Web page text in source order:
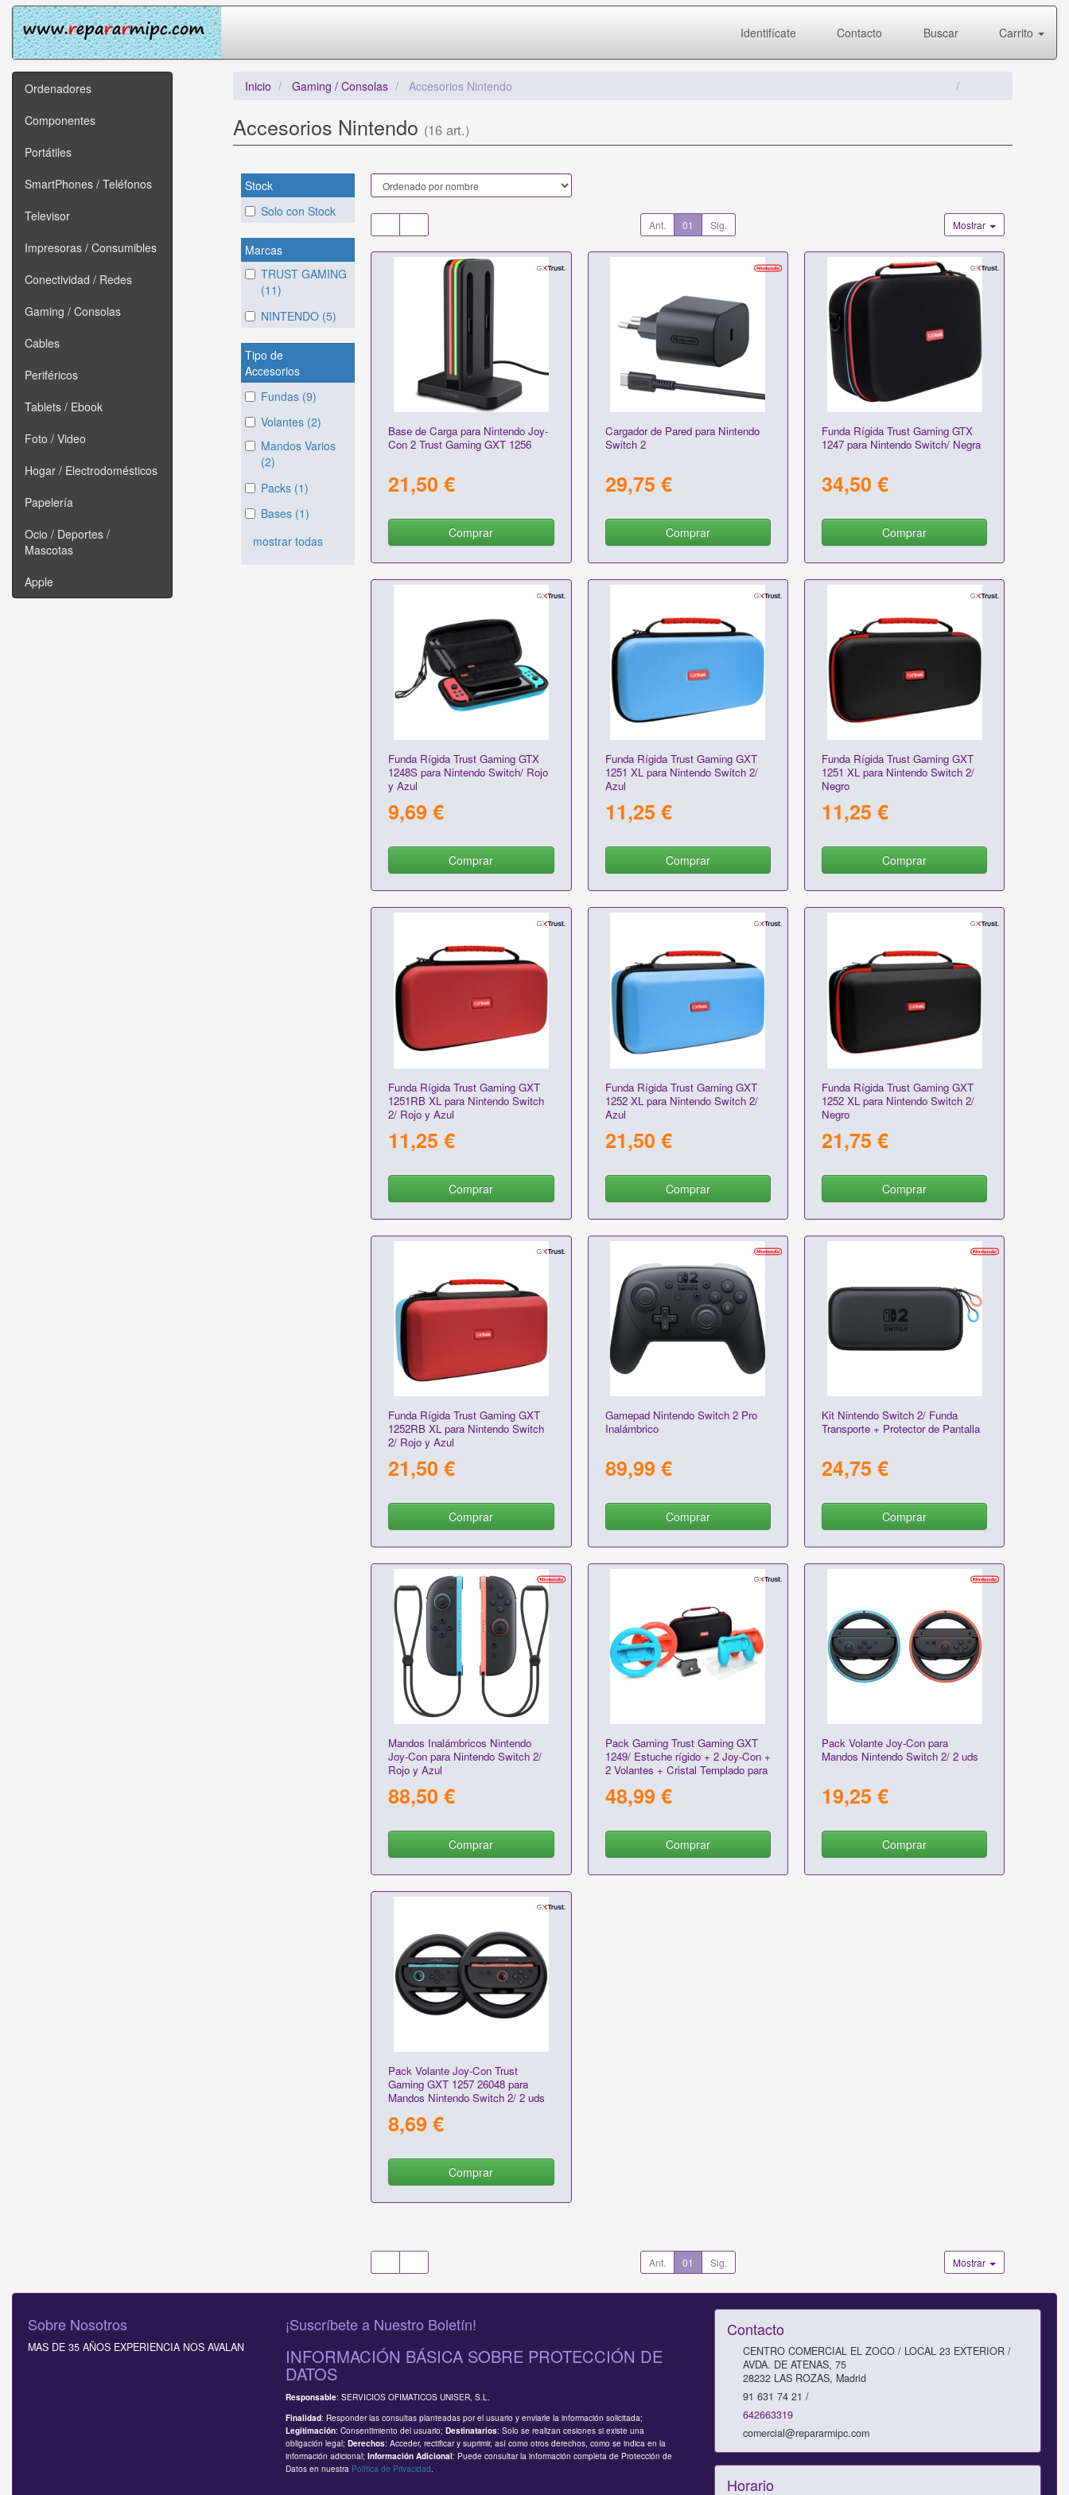
Identifícate Contacto Buscar Carrito
Ordenadores
Componentes
Portátiles
SmartPhones / Teléfonos
Televisor
Impresoras / Consumibles
Conectividad / Redes
Gaming / Consolas
Cables
Periféricos
Tablets / Ebook
Foto / Video
Hogar / Electrodomésticos
Papelería
Ocio / Deportes /
Mascotas
Apple
Inicio Gaming / Consolas Accesorios Nintendo
Accesorios Nintendo (16 art.)
Stock
Solo con Stock
Marcas
TRUST GAMING
(11)
NINTENDO (5)
Tipo de
Accesorios
Fundas (9)
Volantes (2)
Mandos Varios
(2)
Packs (1)
Bases (1)
mostrar todas
Ant. 01 Sig. Mostrar
Base de Carga para Nintendo Joy-
Con 2 Trust Gaming GXT 1256
21,50 €
Comprar
Cargador de Pared para Nintendo
Switch 2
29,75 €
Comprar
Funda Rígida Trust Gaming GTX
1247 para Nintendo Switch/ Negra
34,50 €
Comprar
Funda Rígida Trust Gaming GTX
1248S para Nintendo Switch/ Rojo
y Azul
9,69 €
Comprar
Funda Rígida Trust Gaming GXT
1251 XL para Nintendo Switch 2/
Azul
11,25 €
Comprar
Funda Rígida Trust Gaming GXT
1251 XL para Nintendo Switch 2/
Negro
11,25 €
Comprar
Funda Rígida Trust Gaming GXT
1251RB XL para Nintendo Switch
2/ Rojo y Azul
11,25 €
Comprar
Funda Rígida Trust Gaming GXT
1252 XL para Nintendo Switch 2/
Azul
21,50 €
Comprar
Funda Rígida Trust Gaming GXT
1252 XL para Nintendo Switch 2/
Negro
21,75 €
Comprar
Funda Rígida Trust Gaming GXT
1252RB XL para Nintendo Switch
2/ Rojo y Azul
21,50 €
Comprar
Gamepad Nintendo Switch 2 Pro
Inalámbrico
89,99 €
Comprar
Kit Nintendo Switch 2/ Funda
Transporte + Protector de Pantalla
24,75 €
Comprar
Mandos Inalámbricos Nintendo
Joy-Con para Nintendo Switch 2/
Rojo y Azul
88,50 €
Comprar
Pack Gaming Trust Gaming GXT
1249/ Estuche rígido + 2 Joy-Con +
2 Volantes + Cristal Templado para
48,99 €
Comprar
Pack Volante Joy-Con para
Mandos Nintendo Switch 2/ 2 uds
19,25 €
Comprar
Pack Volante Joy-Con Trust
Gaming GXT 1257 26048 para
Mandos Nintendo Switch 2/ 2 uds
8,69 €
Comprar
Ant. 01 Sig. Mostrar
Sobre Nosotros
MAS DE 35 AÑOS EXPERIENCIA NOS AVALAN
¡Suscríbete a Nuestro Boletín!
INFORMACIÓN BÁSICA SOBRE PROTECCIÓN DE
DATOS
Responsable: SERVICIOS OFIMATICOS UNISER, S.L.
Finalidad: Responder las consultas planteadas por el usuario y enviarle la información solicitada;
Legitimación: Consentimiento del usuario; Destinatarios: Solo se realizan cesiones si existe una
obligación legal; Derechos: Acceder, rectificar y suprimir, así como otros derechos, como se indica en la
información adicional; Información Adicional: Puede consultar la información completa de Protección de
Datos en nuestra Política de Privacidad.
Contacto
CENTRO COMERCIAL EL ZOCO / LOCAL 23 EXTERIOR /
AVDA. DE ATENAS, 75
28232 LAS ROZAS, Madrid
91 631 74 21 /
642663319
comercial@repararmipc.com
Horario